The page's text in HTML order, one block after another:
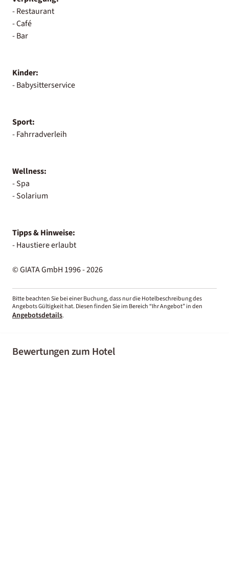
- Restaurant
- Café
- Bar
Kinder:
- Babysitterservice
Sport:
- Fahrradverleih
Wellness:
- Spa
- Solarium
Tipps & Hinweise:
- Haustiere erlaubt
© GIATA GmbH 1996 - 2026
Bitte beachten Sie bei einer Buchung, dass nur die Hotelbeschreibung des
Angebots Gültigkeit hat. Diesen finden Sie im Bereich “Ihr Angebot” in den
Angebotsdetails.
Bewertungen zum Hotel